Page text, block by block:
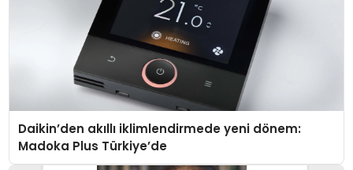
Daikin’den akıllı iklimlendirmede yeni dönem:
Madoka Plus Türkiye’de